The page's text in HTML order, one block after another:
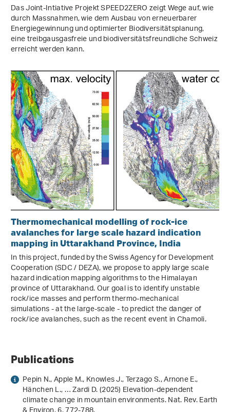
Das Joint-Intiative Projekt SPEED2ZERO zeigt Wege auf, wie
durch Massnahmen, wie dem Ausbau von erneuerbarer
Energiegewinnung und optimierter Biodiversitätsplanung,
eine treibgausgasfreie und biodiversitätsfreundliche Schweiz
erreicht werden kann.
Thermomechanical modelling of rock-ice
avalanches for large scale hazard indication
mapping in Uttarakhand Province, India
In this project, funded by the Swiss Agency for Development
Cooperation (SDC / DEZA), we propose to apply large scale
hazard indication mapping algorithms to the Himalayan
province of Uttarakhand. Our goal is to identify unstable
rock/ice masses and perform thermo-mechanical
simulations - at the large-scale - to predict the danger of
rock/ice avalanches, such as the recent event in Chamoli.
Publications
Pepin N., Apple M., Knowles J., Terzago S., Arnone E.,
Hänchen L., … Zardi D. (2025) Elevation-dependent
climate change in mountain environments. Nat. Rev. Earth